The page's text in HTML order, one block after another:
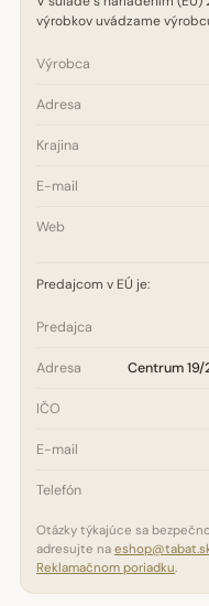
výrobkov uvádzame
Výrobca
Adresa
Krajina
E-mail
Web
Predajcom v EÚ je:
Predajca
Adresa Centrum 19/
IČO
E-mail
Telefón
Otázky týkajúce sa
adresujte na
Reklamačnom poriadku.